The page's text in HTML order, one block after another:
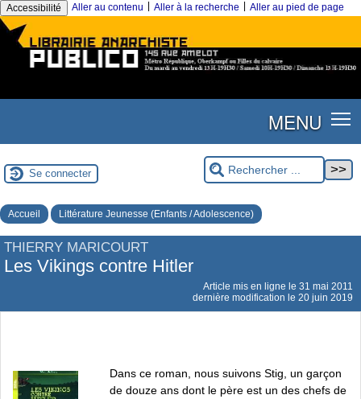
Accessibilité Aller au contenu Aller à la recherche Aller au pied de page
MENU
Se connecter
Accueil Littérature Jeunesse (Enfants / Adolescence)
THIERRY MARICOURT
Les Vikings contre Hitler
Article mis en ligne le 31 mai 2011
dernière modification le 20 juin 2019
Dans ce roman, nous suivons Stig, un garçon
de douze ans dont le père est un des chefs de